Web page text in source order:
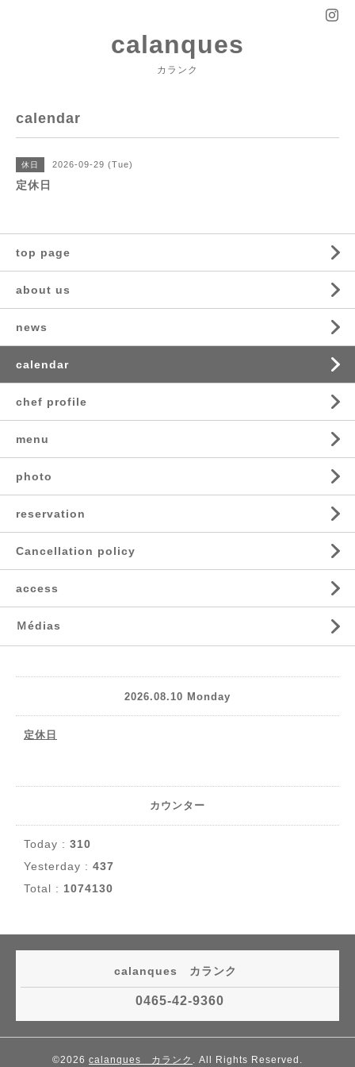
calanques
カランク
calendar
休日 2026-09-29 (Tue)
定休日
top page
about us
news
calendar
chef profile
menu
photo
reservation
Cancellation policy
access
Ｍédias
2026.08.10 Monday
定休日
カウンター
Today : 310
Yesterday : 437
Total : 1074130
calanques カランク
0465-42-9360
©2026 calanques カランク . All Rights Reserved.